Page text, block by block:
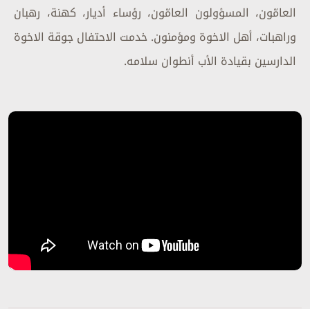
العامّون، المسؤولون العامّون، رؤساء أديار، كهنة، رهبان
وراهبات، أهل الاخوة ومؤمنون. خدمت الاحتفال جوقة الاخوة
الدارسين بقيادة الأب أنطوان سلامه.